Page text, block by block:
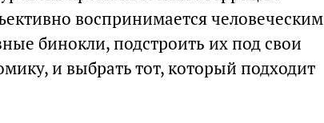
воспринимается человеческим
бинокли, подстроить их под свои
и выбрать тот, который подходит